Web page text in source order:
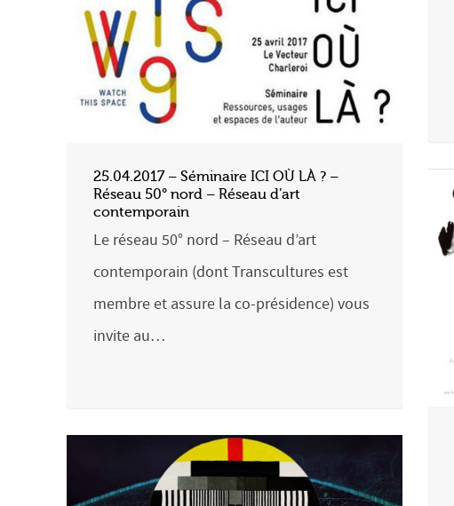
25.04.2017 – Séminaire ICI OÙ LÀ ? –
Réseau 50° nord – Réseau d’art
contemporain
Le réseau 50° nord – Réseau d’art
contemporain (dont Transcultures est
membre et assure la co-présidence) vous
invite au…